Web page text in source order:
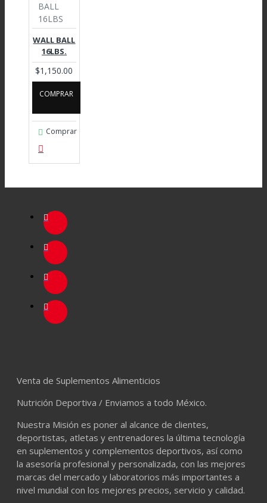
BALL
16LBS
WALL BALL
16LBS.
$1,150.00
COMPRAR
Comprar
Venta de Suplementos Alimenticios
Nutrición Deportiva / Enviamos a todo México.
Nuestra Misión es poner al alcance de clientes,
deportistas, atletas y entrenadores la última tecnología
en suplementos y complementos deportivos, así como
la asesoría profesional y personalizada, con las mejores
marcas del mercado y laboratorios más importantes a
nivel mundial con los mejores precios, servicio y calidad.